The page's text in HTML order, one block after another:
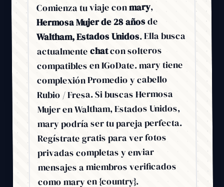
Comienza tu viaje conmary,
Hermosa Mujer de 28 añosde
Waltham, Estados Unidos. Ella busca
actualmentechatcon solteros
compatibles en IGoDate. mary tiene
complexión Promedio y cabello
Rubio / Fresa. Si buscas Hermosa
Mujer en Waltham, Estados Unidos,
mary podría ser tu pareja perfecta.
Regístrate gratis para ver fotos
privadas completas y enviar
mensajes a miembros verificados
como mary en {country}.